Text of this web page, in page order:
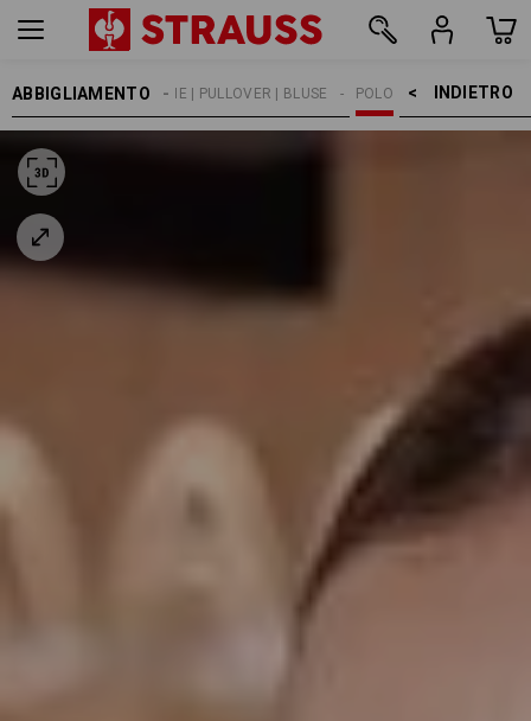
ABBIGLIAMENTO INDIETRO    >
POLO
MAGLIE | PULLOVER | BLUSE
DONNA